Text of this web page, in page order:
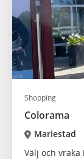
Shopping
Colorama
Mariestad
Välj och